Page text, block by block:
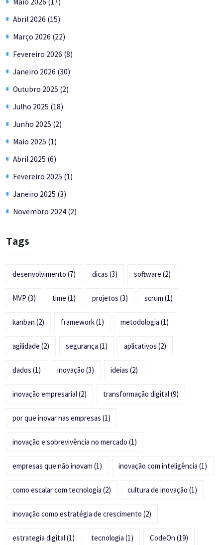
Abril 2026 (15)
Março 2026 (22)
Fevereiro 2026 (8)
Janeiro 2026 (30)
Outubro 2025 (2)
Julho 2025 (18)
Junho 2025 (2)
Maio 2025 (1)
Abril 2025 (6)
Fevereiro 2025 (1)
Janeiro 2025 (3)
Novembro 2024 (2)
Tags
desenvolvimento (7) dicas (3) software (2)
MVP (3) time (1) projetos (3) scrum (1)
kanban (2) framework(1) metodologia (1)
agilidade (2) segurança (1) aplicativos (2)
dados (1) inovação (3) ideias (2)
inovação empresarial(2) transformação digital(9)
por que inovar nas empresas (1)
inovação e sobrevivência no mercado (1)
empresas que não inovam (1) inovação com inteligência (1)
como escalar com tecnologia (2) cultura de inovação (1)
inovação como estratégia de crescimento (2)
estrategia digital(1) tecnologia (1) CodeOn (19)